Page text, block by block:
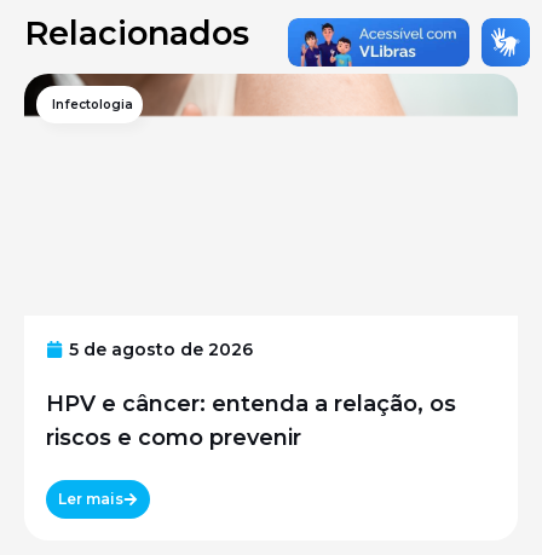
Relacionados
Infectologia
5 de agosto de 2026
HPV e câncer: entenda a relação, os
riscos e como prevenir
Ler mais